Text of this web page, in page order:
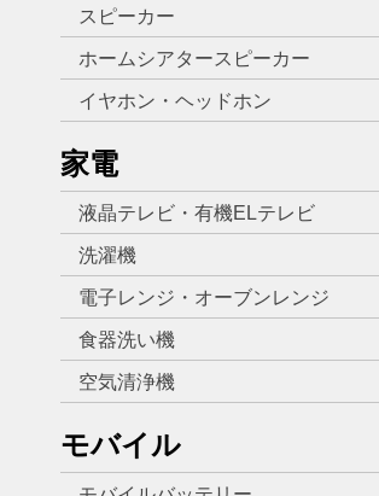
スピーカー
ホームシアタースピーカー
イヤホン・ヘッドホン
家電
液晶テレビ・有機ELテレビ
洗濯機
電子レンジ・オーブンレンジ
食器洗い機
空気清浄機
モバイル